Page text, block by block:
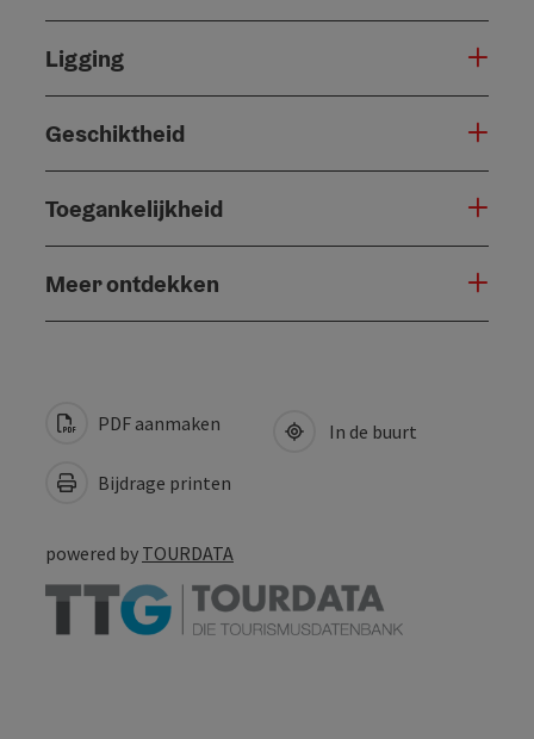
Ligging
Geschiktheid
Toegankelijkheid
Meer ontdekken
PDF aanmaken
Bijdrage printen
In de buurt
powered by TOURDATA